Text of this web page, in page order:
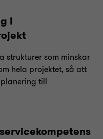
i
strukturer som minskar
hela projektet, så att
till